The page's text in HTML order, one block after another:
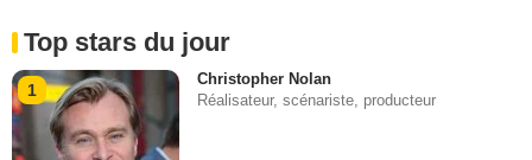
Top stars du jour
1
Christopher Nolan
Réalisateur, scénariste, producteur